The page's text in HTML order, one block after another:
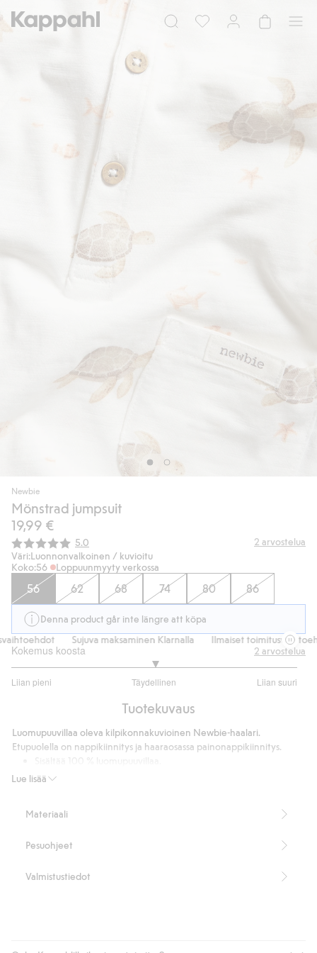
Newbie
Mönstrad jumpsuit
19,99 €
Keskimääräinen luokitus:
5.0 2 arvostelua
Väri:Luonnonvalkoinen / kuvioitu
Koko:56 Loppuunmyyty verkossa
56 62 68 74 80 86
Denna product går inte längre att köpa
Sujuva maksaminen Klarnalla Ilmaiset
Kokemus koosta
Liian pieni Täydellinen Liian suuri
/
ääneen
2 arvostelua
Tuotekuvaus
Lue lisää
Luomupuuvillaa oleva kilpikonnakuvioinen Newbie-haalari.
Etupuolella on nappikiinnitys ja haaraosassa painonappikiinnitys.
Tämä tuote on valmistettu GOTS-sertifioidusta luomupuuvillasta.
Materiaali
Pesuohjeet
Valmistustiedot